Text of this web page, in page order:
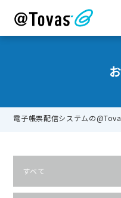
電子帳票配信システムの
すべて